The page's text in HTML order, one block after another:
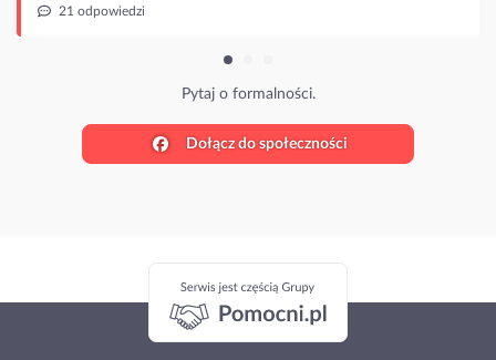
21 odpowiedzi
Pytaj o formalności.
Dołącz do społeczności